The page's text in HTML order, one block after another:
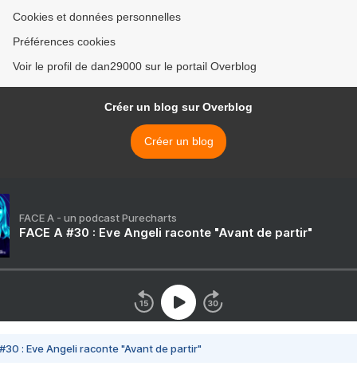
Cookies et données personnelles
Préférences cookies
Voir le profil de dan29000 sur le portail Overblog
Créer un blog sur Overblog
Créer un blog
FACE A - un podcast Purecharts
FACE A #30 : Eve Angeli raconte "Avant de partir"
#30 : Eve Angeli raconte "Avant de partir"